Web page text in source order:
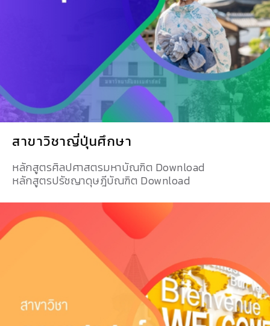
สาขาวิชาญี่ปุ่นศึกษา
หลักสูตรศิลปศาสตรมหาบัณฑิต Download
หลักสูตรปรัชญาดุษฎีบัณฑิต Download